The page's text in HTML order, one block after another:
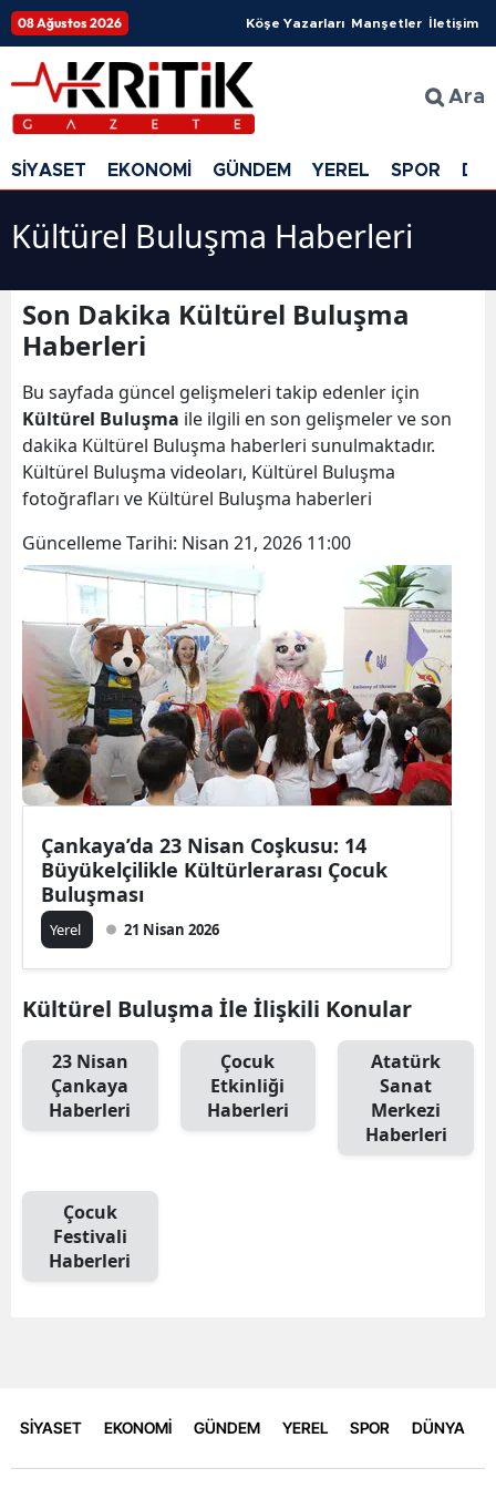
08 Ağustos 2026 Köşe Yazarları Manşetler İletişim
Ara
SİYASET EKONOMİ GÜNDEM YEREL SPOR
Kültürel Buluşma Haberleri
Son Dakika Kültürel Buluşma
Haberleri
Bu sayfada güncel gelişmeleri takip edenler için
Kültürel Buluşma ile ilgili en son gelişmeler ve son
dakika Kültürel Buluşma haberleri sunulmaktadır.
Kültürel Buluşma videoları, Kültürel Buluşma
fotoğrafları ve Kültürel Buluşma haberleri
Güncelleme Tarihi: Nisan 21, 2026 11:00
Çankaya’da 23 Nisan Coşkusu: 14
Büyükelçilikle Kültürlerarası Çocuk
Buluşması
Yerel 21 Nisan 2026
Kültürel Buluşma İle İlişkili Konular
23 Nisan
Çankaya
Haberleri
Çocuk
Etkinliği
Haberleri
Atatürk
Sanat
Merkezi
Haberleri
Çocuk
Festivali
Haberleri
SİYASET EKONOMİ GÜNDEM YEREL SPOR DÜNYA